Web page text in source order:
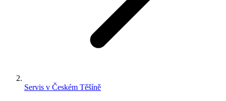
Servis v Českém Těšíně